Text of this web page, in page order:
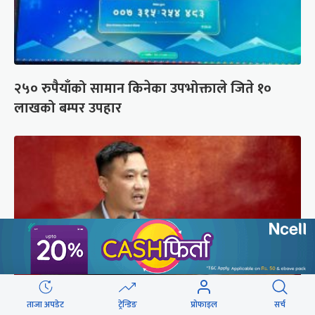
२५० रुपैयाँको सामान किनेका उपभोक्ताले जिते १०
लाखको बम्पर उपहार
ताजा अपडेट ट्रेन्डिङ प्रोफाइल सर्च